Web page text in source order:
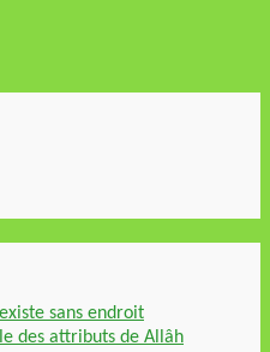
sans endroit
des attributs de Allâh